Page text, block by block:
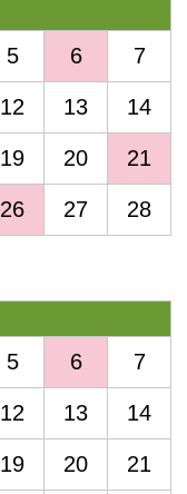
5 6 7
12 13 14
19 20 21
26 27 28
5 6 7
12 13 14
19 20 21